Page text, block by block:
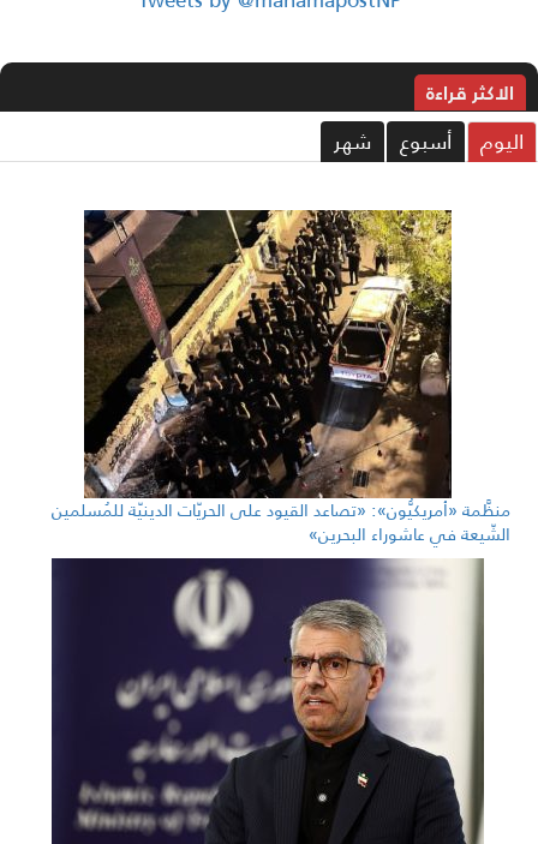
الاکثر قراءة
أسبوع شهر
منظَّمة «أمريكيُّون»: «تصاعد القيود على الحريّات الدينيّة للمُسلمين
الشّيعة في عاشوراء البحرين»